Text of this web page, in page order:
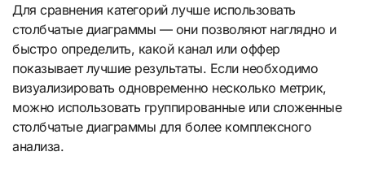
Для сравнения категорий лучше использовать
столбчатые диаграммы — они позволяют наглядно и
быстро определить, какой канал или оффер
показывает лучшие результаты. Если необходимо
визуализировать одновременно несколько метрик,
можно использовать группированные или сложенные
столбчатые диаграммы для более комплексного
анализа.